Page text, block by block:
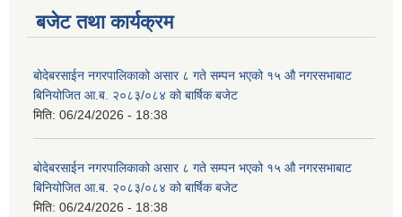
बजेट तथा कार्यक्रम
बोदेबरसाईन नगरपालिकाको असार ८ गते सम्पन भएको १५ ‍‍‍औ नगरसभाबाट
बिनियोजित आ.ब. २०८३/०८४ को बार्षिक बजेट
मिति: 06/24/2026 - 18:38
बोदेबरसाईन नगरपालिकाको असार ८ गते सम्पन भएको १५ ‍‍‍औ नगरसभाबाट
बिनियोजित आ.ब. २०८३/०८४ को बार्षिक बजेट
मिति: 06/24/2026 - 18:38